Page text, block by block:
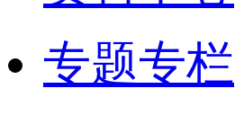
专题专栏